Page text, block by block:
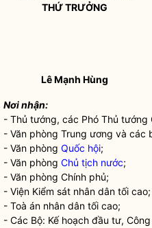
THỨ TRƯỞNG
Lê Mạnh Hùng
Nơi nhận:
- Thủ tướng, các Phó Thủ tướng
- Văn phòng Trung ương và các
- Văn phòng Quốc hội;
- Văn phòng Chủ tịch nước;
- Văn phòng Chính phủ;
- Viện Kiểm sát nhân dân tối cao;
- Toà án nhân dân tối cao;
- Các Bộ: Kế hoạch đầu tư,